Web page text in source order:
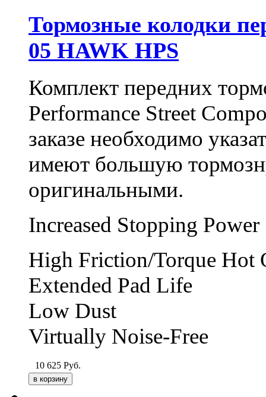
Тормозные колодки
05 HAWK HPS
Комплект передних
Performance Street
заказе необходимо
имеют большую
оригинальными.
Increased Stopping Power
High Friction/Torque Hot
Extended Pad Life
Low Dust
Virtually Noise-Free
10 625 Руб.